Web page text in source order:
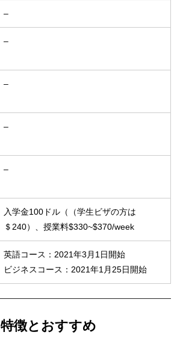
–
–
–
–
–
入学金100ドル（（学生ビザの方は
＄240）、授業料$330~$370/week
英語コース：2021年3月1日開始
ビジネスコース：2021年1月25日開始
特徴とおすすめ